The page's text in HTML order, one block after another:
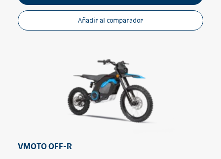
Añadir al comparador
VMOTO OFF-R